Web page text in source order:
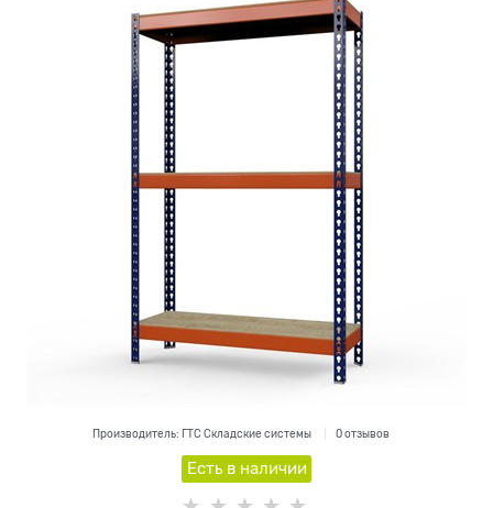
Производитель: ГТС Складские системы 0 отзывов
Есть в наличии